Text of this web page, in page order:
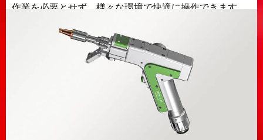
作業を必要とせず、様々な環境で快適に操作できます。.